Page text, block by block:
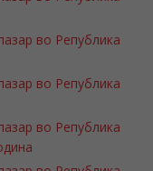
во Република
во Република
во Република